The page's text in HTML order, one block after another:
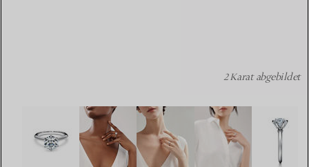
Der Tiffany® Setting: Verlobungsring in Platin
2 Karat abgebildet